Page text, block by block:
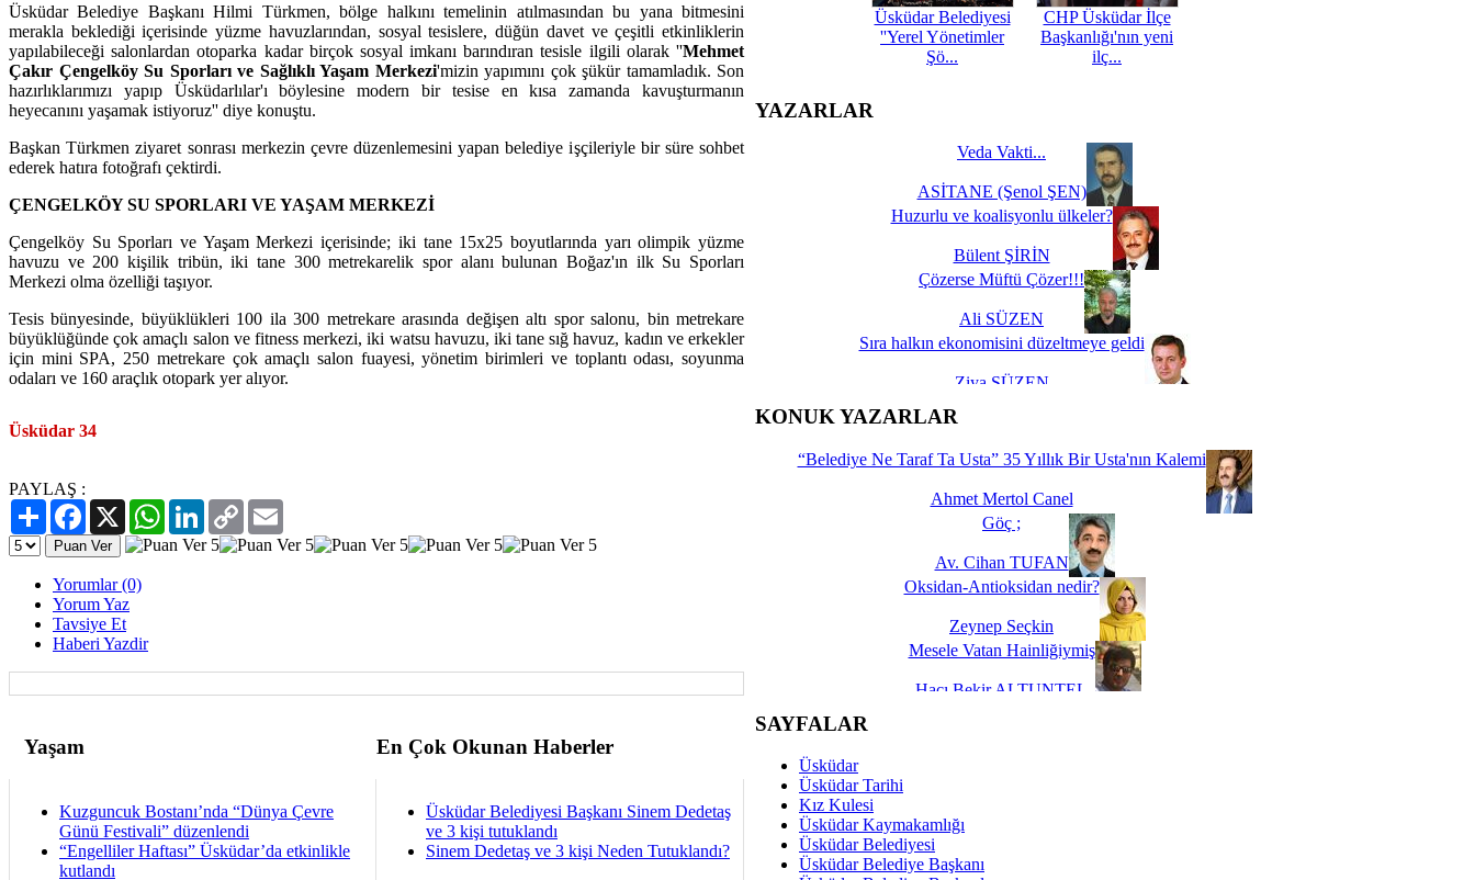
Üsküdar Belediye Başkanı Hilmi Türkmen, bölge halkını temelinin atılmasından bu yana bitmesini
merakla beklediği içerisinde yüzme havuzlarından, sosyal tesislere, düğün davet ve çeşitli etkinliklerin
yapılabileceği salonlardan otoparka kadar birçok sosyal imkanı barındıran tesisle ilgili olarak ''Mehmet
Çakır Çengelköy Su Sporları ve Sağlıklı Yaşam Merkezi'mizin yapımını çok şükür tamamladık. Son
hazırlıklarımızı yapıp Üsküdarlılar'ı böylesine modern bir tesise en kısa zamanda kavuşturmanın
heyecanını yaşamak istiyoruz'' diye konuştu.
Başkan Türkmen ziyaret sonrası merkezin çevre düzenlemesini yapan belediye işçileriyle bir süre sohbet
ederek hatıra fotoğrafı çektirdi.
ÇENGELKÖY SU SPORLARI VE YAŞAM MERKEZİ
Çengelköy Su Sporları ve Yaşam Merkezi içerisinde; iki tane 15x25 boyutlarında yarı olimpik yüzme
havuzu ve 200 kişilik tribün, iki tane 300 metrekarelik spor alanı bulunan Boğaz'ın ilk Su Sporları
Merkezi olma özelliği taşıyor.
Tesis bünyesinde, büyüklükleri 100 ila 300 metrekare arasında değişen altı spor salonu, bin metrekare
büyüklüğünde çok amaçlı salon ve fitness merkezi, iki watsu havuzu, iki tane sığ havuz, kadın ve erkekler
için mini SPA, 250 metrekare çok amaçlı salon fuayesi, yönetim birimleri ve toplantı odası, soyunma
odaları ve 160 araçlık otopark yer alıyor.
Üsküdar 34
PAYLAŞ :
PaylaşFacebook
X WhatsAppLinkedIn
Copy
Link
Yorumlar (0)
Yorum Yaz
Tavsiye Et
Haberi Yazdir
Yaşam En Çok Okunan Haberler
Kuzguncuk Bostanı’nda “Dünya Çevre
Günü Festivali” düzenlendi
“Engelliler Haftası” Üsküdar’da etkinlikle
kutlandı
Üsküdar Belediyesi Başkanı Sinem Dedetaş
ve 3 kişi tutuklandı
Sinem Dedetaş ve 3 kişi Neden Tutuklandı?
Üsküdar Belediyesi
''Yerel Yönetimler
Şö...
CHP Üsküdar İlçe
Başkanlığı'nın yeni
ilç...
YAZARLAR
Veda Vakti...
ASİTANE (Şenol ŞEN)
Huzurlu ve koalisyonlu ülkeler?
Bülent ŞİRİN
Çözerse Müftü Çözer!!!
Ali SÜZEN
Sıra halkın ekonomisini düzeltmeye geldi
Ziya SÜZEN
İşte Biz buyuz...
KONUK YAZARLAR
“Belediye Ne Taraf Ta Usta” 35 Yıllık Bir Usta'nın Kalemi
Ahmet Mertol Canel
Göç ;
Av. Cihan TUFAN
Oksidan-Antioksidan nedir?
Zeynep Seçkin
Mesele Vatan Hainliğiymiş
Hacı Bekir ALTUNTEL
Dünya Fani, Ama Kısa Bir Süre De Olsa Burdayız
Savaş ŞENEL
Hukukun Adaleti Kalmadı Üstadım!
SAYFALAR
Üsküdar
Üsküdar Tarihi
Kız Kulesi
Üsküdar Kaymakamlığı
Üsküdar Belediyesi
Üsküdar Belediye Başkanı